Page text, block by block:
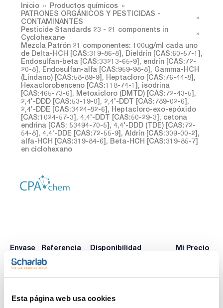
Esta página web usa cookies
Inicio
Productos químicos
PATRONES ORGÁNICOS Y PESTICIDAS -
CONTAMINANTES
Pesticide Standards 23 - 21 components in
Cyclohexane
Mezcla Patrón 21 componentes: 100ug/ml cada uno
de Delta-HCH [CAS:319-86-8], Dieldrín [CAS:60-57-1],
Endosulfan-beta [CAS:33213-65-9], endrín [CAS:72-
20-8], Endosulfan-alfa [CAS:959-98-8], Gamma-HCH
(Lindano) [CAS:58-89-9], Heptacloro [CAS:76-44-8],
Hexaclorobenceno [CAS:118-74-1], isodrina
[CAS:465-73-6], Metoxicloro (DMTD) [CAS:72-43-5],
2,4'-DDD [CAS:53-19-0], 2,4'-DDT [CAS:789-02-6],
2,4'-DDE [CAS:3424-82-6], Heptacloro-exo-epóxido
[CAS:1024-57-3], 4,4'-DDT [CAS:50-29-3], cetona
endrina [CAS: 53494-70-5], 4,4'-DDD (TDE) [CAS:72-
54-8], 4,4'-DDE [CAS:72-55-9], Aldrín [CAS:309-00-2],
alfa-HCH [CAS:319-84-6], Beta-HCH [CAS:319-85-7]
en ciclohexano
Envase Referencia Disponibilidad Mi Precio
x1mL CPAF263678